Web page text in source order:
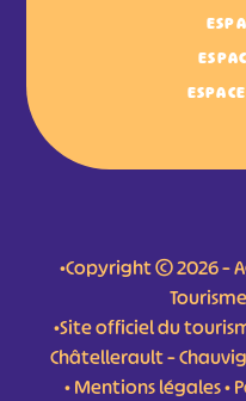
•Copyright © 2026 –
•Site officiel du
Châtellerault –
•Mentions légales•